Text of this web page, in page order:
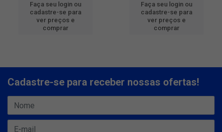
Faça seu login ou
cadastre-se para
ver preços e
comprar
Faça seu login ou
cadastre-se para
ver preços e
comprar
Cadastre-se para receber nossas ofertas!